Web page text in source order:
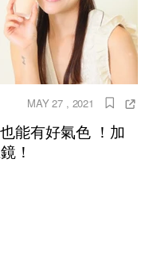
MAY 27 , 2021
能有好氣色 ！加
！